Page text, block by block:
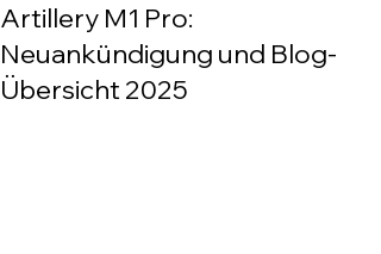
Artillery M1 Pro:
Neuankündigung und Blog-
Übersicht 2025